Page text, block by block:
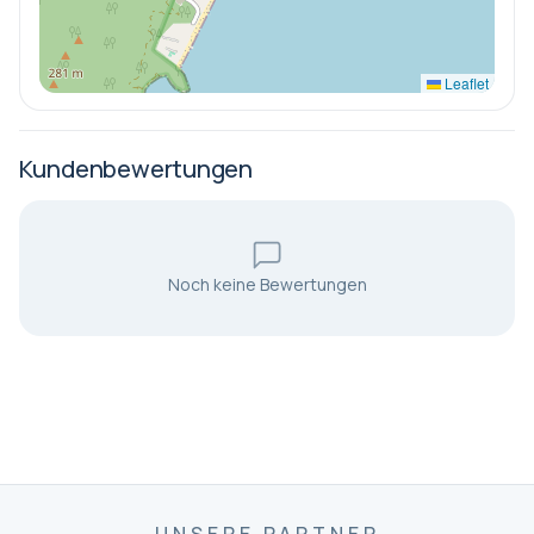
Food Court (von 11:00 bis 17:00 Uhr)
Club Phaselis A'la Carte Restaurant (von 19:00 bis
und Getränkeservice: von 10:00 bis 18:00 Uhr) (gegen
Gebühr und reservierungspflichtig.)
reservierungspflichtig.)
Leaflet
Kundenbewertungen
Noch keine Bewertungen